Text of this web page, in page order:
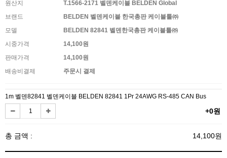
원산지
T.1566-2171 벨덴케이블 BELDEN Global
브랜드
BELDEN 벨덴케이블 한국총판 케이블툴㈜
모델
BELDEN 82841 벨덴한국총판 케이블툴㈜
시중가격
14,100원
판매가격
14,100원
배송비결제
주문시 결제
1m 벨덴82841 벨덴케이블 BELDEN 82841 1Pr 24AWG RS-485 CAN Bus
+0원
총 금액 : 14,100원